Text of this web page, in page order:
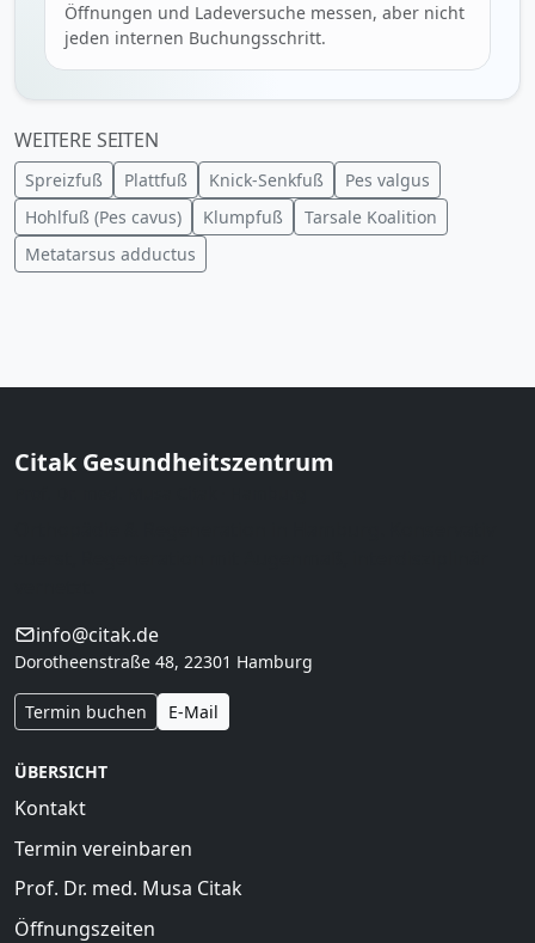
Öffnungen und Ladeversuche messen, aber nicht
jeden internen Buchungsschritt.
WEITERE SEITEN
Spreizfuß Plattfuß Knick-Senkfuß
Pes valgus
Hohlfuß (Pes cavus)
Klumpfuß
Tarsale Koalition
Metatarsus adductus
Citak Gesundheitszentrum
info@citak.de
Dorotheenstraße 48, 22301 Hamburg
Termin buchen E-Mail
ÜBERSICHT
Kontakt
Termin vereinbaren
Prof. Dr. med. Musa Citak
Öffnungszeiten